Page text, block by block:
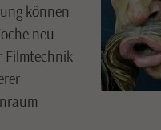
können
neu
Filmtechnik